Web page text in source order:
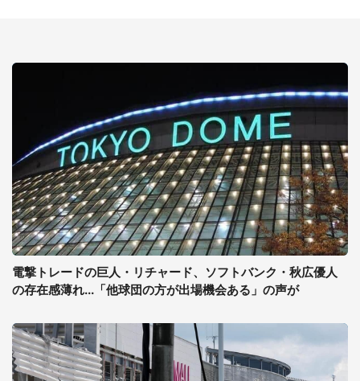
電撃トレードの巨人・リチャード、ソフトバンク・秋広優人
の存在感薄れ...「他球団の方が出場機会ある」の声が